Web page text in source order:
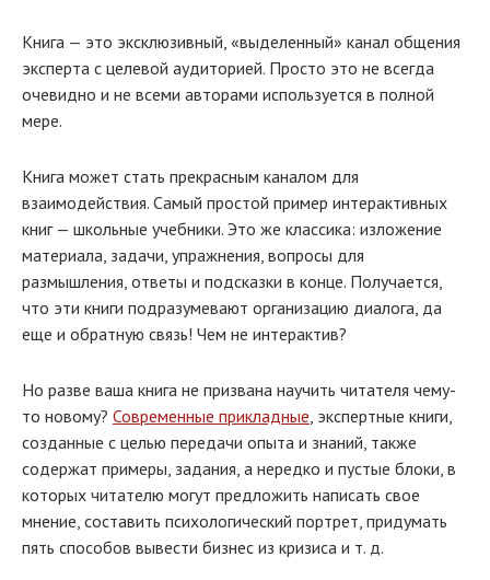
Книга — это эксклюзивный, «выделенный» канал общения
эксперта с целевой аудиторией. Просто это не всегда
очевидно и не всеми авторами используется в полной
мере.
Книга может стать прекрасным каналом для
взаимодействия. Самый простой пример интерактивных
книг — школьные учебники. Это же классика: изложение
материала, задачи, упражнения, вопросы для
размышления, ответы и подсказки в конце. Получается,
что эти книги подразумевают организацию диалога, да
еще и обратную связь! Чем не интерактив?
Но разве ваша книга не призвана научить читателя чему-
то новому? Современные прикладные , экспертные книги,
созданные с целью передачи опыта и знаний, также
содержат примеры, задания, а нередко и пустые блоки, в
которых читателю могут предложить написать свое
мнение, составить психологический портрет, придумать
пять способов вывести бизнес из кризиса и т. д.